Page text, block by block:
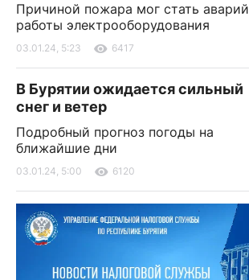
Причиной пожара мог стать
работы электрооборудования
03.01.24, 5:23 6417
В Бурятии ожидается сильный
снег и ветер
Подробный прогноз погоды на
ближайшие дни
03.01.24, 5:00 6120